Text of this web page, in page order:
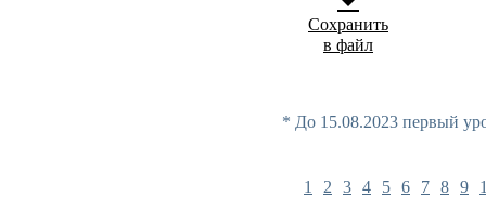
Сохранить
в файл
* До 15.08.2023 первый
1 2 3 4 5 6 7 8 9